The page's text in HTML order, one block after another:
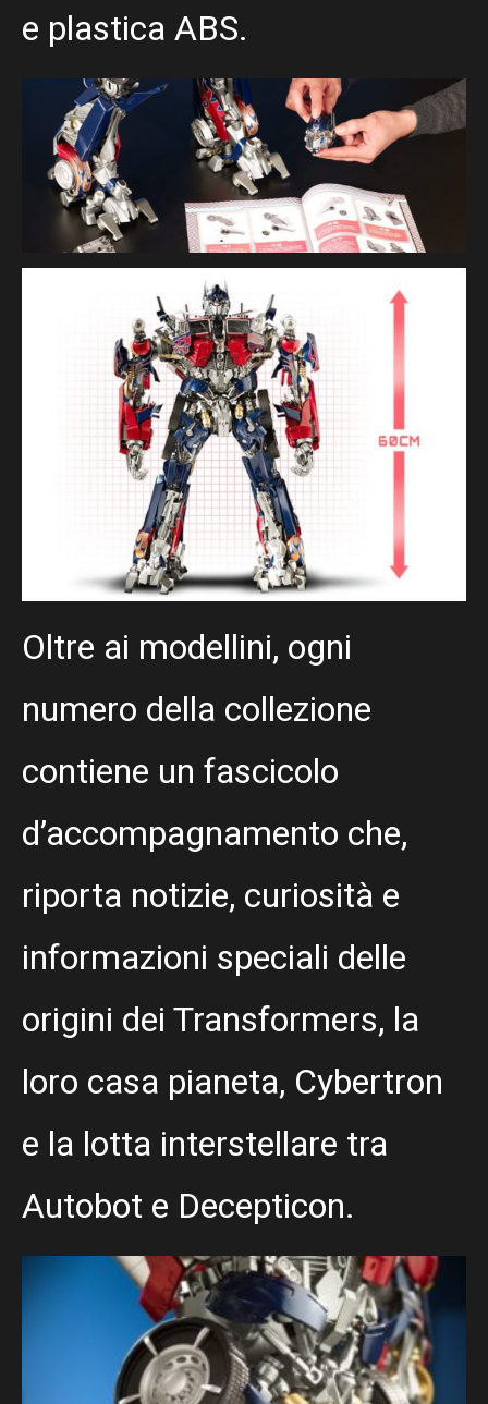
e plastica ABS.
Oltre ai modellini, ogni
numero della collezione
contiene un fascicolo
d’accompagnamento che,
riporta notizie, curiosità e
informazioni speciali delle
origini dei Transformers, la
loro casa pianeta, Cybertron
e la lotta interstellare tra
Autobot e Decepticon.